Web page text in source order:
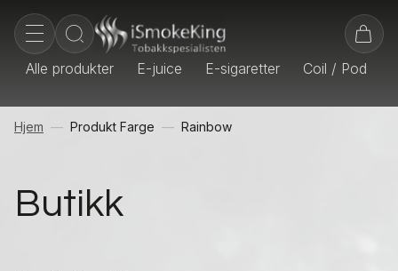
Alle produkter E-juice E-sigaretter Coil / Pod
Hjem Produkt Farge Rainbow
Butikk